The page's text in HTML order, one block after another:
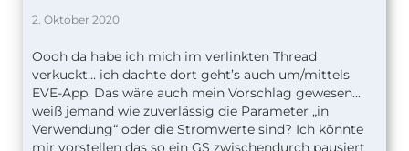
2. Oktober 2020
Oooh da habe ich mich im verlinkten Thread
verkuckt... ich dachte dort geht’s auch um/mittels
EVE-App. Das wäre auch mein Vorschlag gewesen...
weiß jemand wie zuverlässig die Parameter „in
Verwendung“ oder die Stromwerte sind? Ich könnte
mir vorstellen das so ein GS zwischendurch pausiert